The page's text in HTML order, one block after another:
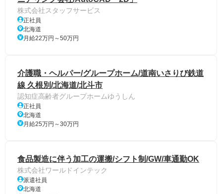
株式会社スタッフサービス
正社員
北海道
月給22万円～50万円
介護職・ヘルパー/グループホーム/道南いさりび鉄道
線 久根別/北海道/北斗市
認知症高齢者グループホームゆうしん
正社員
北海道
月給25万円～30万円
食品製造に伴う加工の運搬/シフト制/GW/車通勤OK
株式会社ワールドインテック
派遣社員
北海道